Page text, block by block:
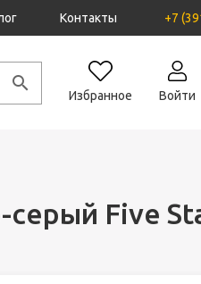
Контакты +7
Избранное Войти
Five